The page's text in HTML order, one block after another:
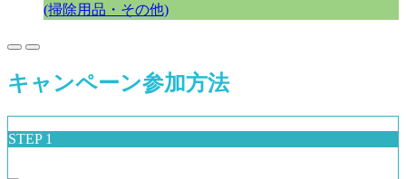
(掃除用品・その他)
キャンペーン参加方法
STEP 1